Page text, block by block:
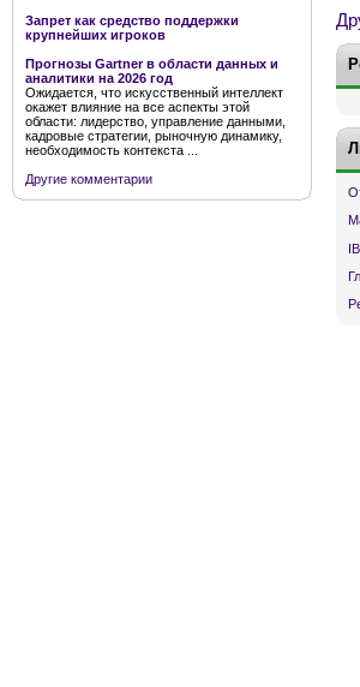
Запрет как средство поддержки
крупнейших игроков
Прогнозы Gartner в области данных и
аналитики на 2026 год
Ожидается, что искусственный интеллект
окажет влияние на все аспекты этой
области: лидерство, управление данными,
кадровые стратегии, рыночную динамику,
необходимость контекста ...
Другие комментарии